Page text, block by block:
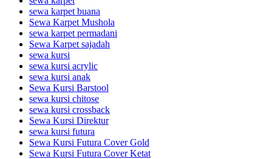
sewa karpet buana
Sewa Karpet Mushola
sewa karpet permadani
Sewa Karpet sajadah
sewa kursi
sewa kursi acrylic
sewa kursi anak
Sewa Kursi Barstool
sewa kursi chitose
sewa kursi crossback
Sewa Kursi Direktur
sewa kursi futura
Sewa Kursi Futura Cover Gold
Sewa Kursi Futura Cover Ketat